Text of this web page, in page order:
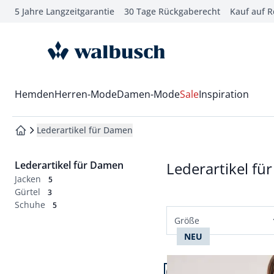
springen
springen
springen
5 Jahre Langzeitgarantie 30 Tage Rückgaberecht Kauf auf
zur Startseite
Wechsel in das Menü mit Pfeil-Runter Taste
HemdenHerren-ModeDamen-ModeSaleInspiration
zur Startseite
Lederartikel für Damen
Lederartikel für Damen
Jacken 5
Gürtel 3
Schuhe 5
Lederartikel
Größe
Normalgrößen
Artikel 1 von 14.
NEU